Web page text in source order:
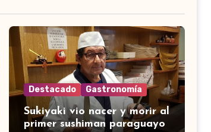
Destacado Gastronomía
Sukiyaki vio nacer y morir al
primer sushiman paraguayo